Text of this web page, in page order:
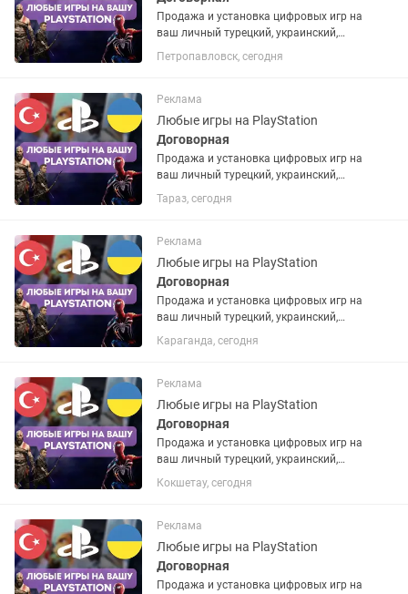
Продажа и установка цифровых игр на
ваш личный турецкий, украинский,
американский или польский PSN
аккаунт. Если аккаунта нет – помогу
запросу. Работают на PS4 и...
Петропавловск, сегодня
Реклама
Любые игры на PlayStation
Договорная
Продажа и установка цифровых игр на
ваш личный турецкий, украинский,
американский или польский PSN
аккаунт. Если аккаунта нет – помогу
запросу. Работают на PS4 и...
Тараз, сегодня
Реклама
Любые игры на PlayStation
Договорная
Продажа и установка цифровых игр на
ваш личный турецкий, украинский,
американский или польский PSN
аккаунт. Если аккаунта нет – помогу
запросу. Работают на PS4 и...
Караганда, сегодня
Реклама
Любые игры на PlayStation
Договорная
Продажа и установка цифровых игр на
ваш личный турецкий, украинский,
американский или польский PSN
аккаунт. Если аккаунта нет – помогу
запросу. Работают на PS4 и...
Кокшетау, сегодня
Реклама
Любые игры на PlayStation
Договорная
Продажа и установка цифровых игр на